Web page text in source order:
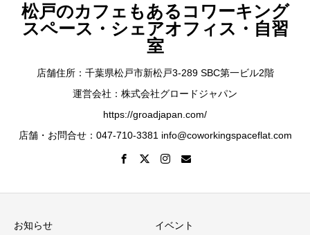
松戸のカフェもあるコワーキング
スペース・シェアオフィス・自習
室
店舗住所：千葉県松戸市新松戸3-289 SBC第一ビル2階
運営会社：株式会社グロードジャパン
https://groadjapan.com/
店舗・お問合せ：047-710-3381 info@coworkingspaceflat.com
お知らせ イベント